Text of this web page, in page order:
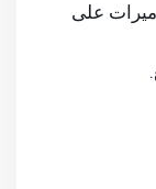
على